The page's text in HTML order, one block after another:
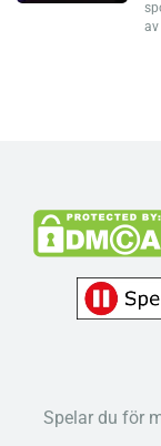
Spelar du för